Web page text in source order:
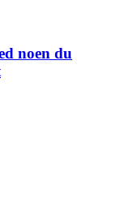
noen du